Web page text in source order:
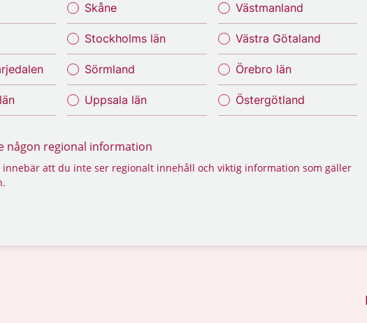
Skåne
Stockholms län
Sörmland
Uppsala län
Västmanland
Västra Götaland
Örebro län
Östergötland
någon regional information
innebär att du inte ser regionalt innehåll och viktig information som gäller